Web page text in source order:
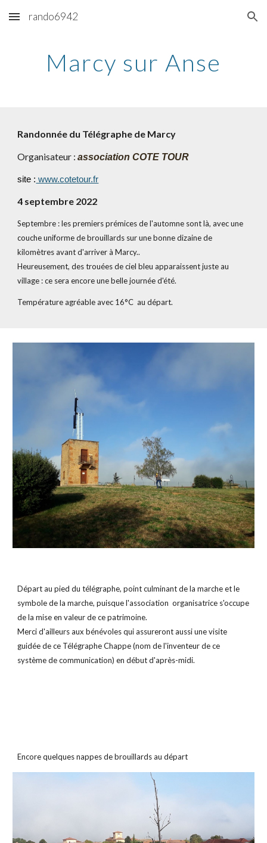
Skip to main content Skip to navigation
rando6942
Marcy sur Anse
Randonnée du Télégraphe de Marcy
Organisateur : association COTE TOUR
site : www.cotetour.fr
4 septembre 2022
Septembre : les premiers prémices de l'automne sont là, avec une
couche uniforme de brouillards sur une bonne dizaine de
kilomètres avant d'arriver à Marcy..
Heureusement, des trouées de ciel bleu apparaissent juste au
village : ce sera encore une belle journée d'été.
Température agréable avec 16°C  au départ.
Départ au pied du télégraphe, point culminant de la marche et le
symbole de la marche, puisque l'association organisatrice s'occupe
de la mise en valeur de ce patrimoine.
Merci d'ailleurs aux bénévoles qui assureront aussi une visite
guidée de ce Télégraphe Chappe (nom de l'inventeur de ce
système de communication) en début d'après-midi.
Encore quelques nappes de brouillards au départ